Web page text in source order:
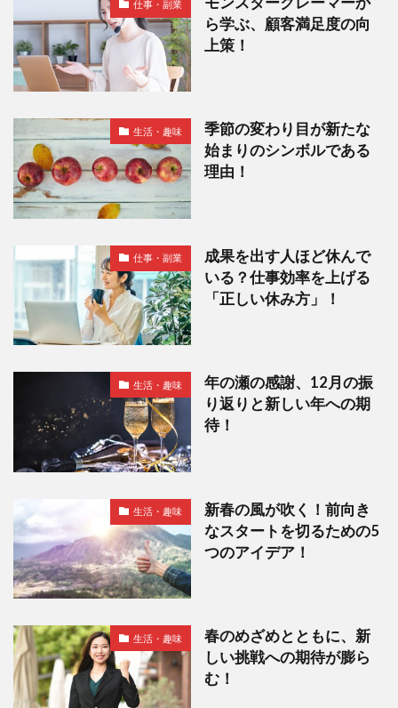
仕事・副業
ら学ぶ、顧客満足度の向
上策！
生活・趣味
季節の変わり目が新たな
始まりのシンボルである
理由！
仕事・副業
成果を出す人ほど休んで
いる？仕事効率を上げる
「正しい休み方」！
生活・趣味
年の瀬の感謝、12月の振
り返りと新しい年への期
待！
生活・趣味
新春の風が吹く！前向き
なスタートを切るための5
つのアイデア！
生活・趣味
春のめざめとともに、新
しい挑戦への期待が膨ら
む！